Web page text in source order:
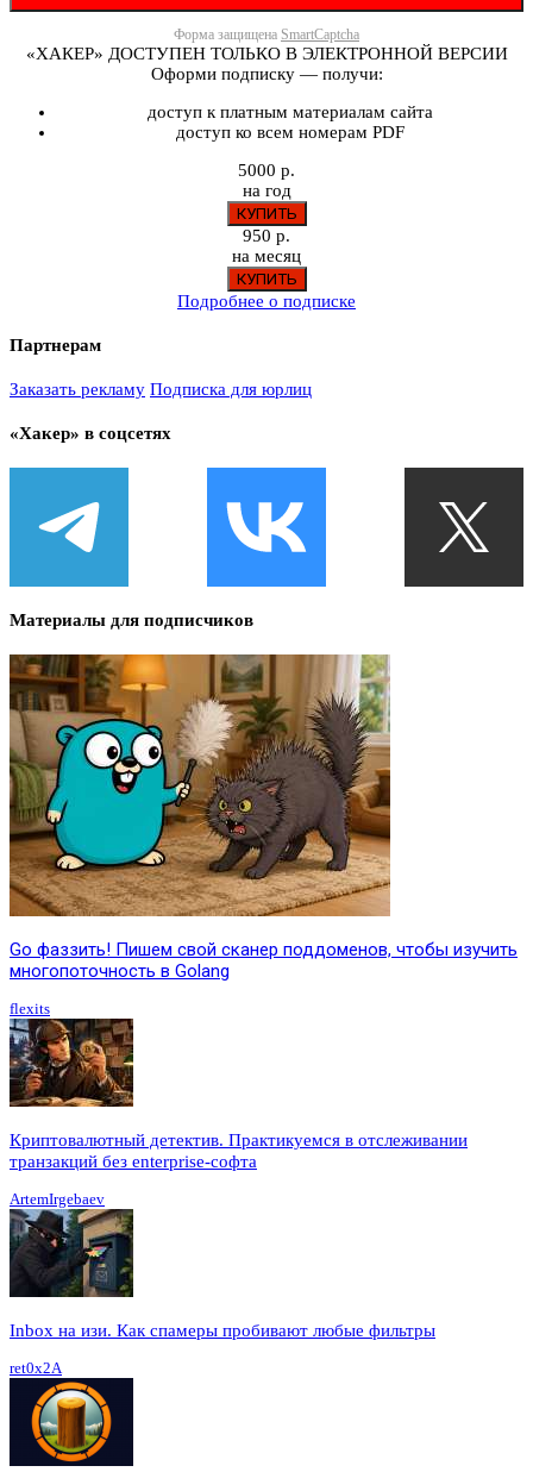
Форма защищена SmartCaptcha
«ХАКЕР» ДОСТУПЕН ТОЛЬКО В ЭЛЕКТРОННОЙ ВЕРСИИ
Оформи подписку — получи:
доступ к платным материалам сайта
доступ ко всем номерам PDF
5000 р.
на год
950 р.
на месяц
Подробнее о подписке
Партнерам
Заказать рекламу Подписка для юрлиц
«Хакер» в соцсетях
Материалы для подписчиков
Go фаззить! Пишем свой сканер поддоменов, чтобы изучить
многопоточность в Golang
flexits
Криптовалютный детектив. Практикуемся в отслеживании
транзакций без enterprise-софта
ArtemIrgebaev
Inbox на изи. Как спамеры пробивают любые фильтры
ret0x2A